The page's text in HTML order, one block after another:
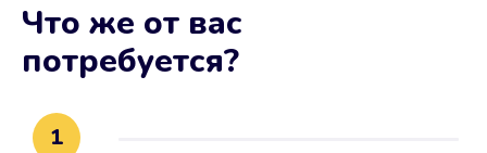
Что же от вас
потребуется?
1